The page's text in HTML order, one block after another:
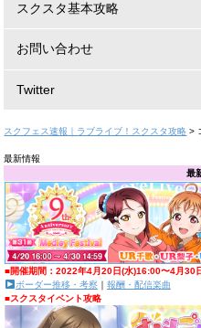
スクスタ基本攻略
お問い合わせ
Twitter
スクフェス速報｜ラブライブ！スクスタ攻略 >
最新情報
最
■開催期間：2022年4月20日(水)16:00〜4月30
ボーダー推移・考察｜ 報酬・配信楽曲
■スクスタイベント攻略